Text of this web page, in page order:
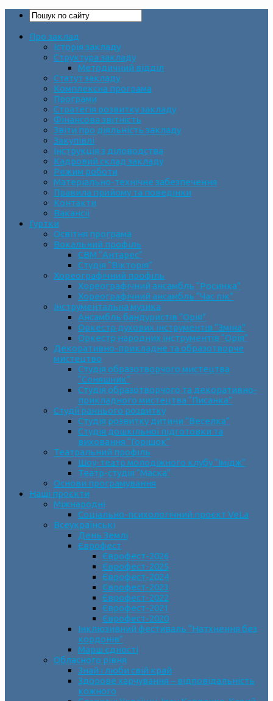
Про заклад
Історія закладу
Структура закладу
Методичний відділ
Статут закладу
Комплексна програма
Програми
Стратегія розвитку закладу
Фінансова звітність
Звіти про діяльність закладу
Закупівлі
Інструкція з діловодства
Кадровий склад закладу
Режим роботи
Матеріально-технічне забезпечення
Правила прийому та поведінки
Контакти
Вакансії
Гуртки
Освітня програма
Вокальний профіль
СВМ “Антарес”
Студія “Вікторія”
Хореографічний профіль
Хореографічний ансамбль “Росинка”
Хореографічний ансамбль “Час пік”
Інструментальна музика
Ансамбль бандуристів “Орія”
Оркестр духових інструментів “Зміна”
Оркестр народних інструментів “Орія”
Декоративно-прикладне та образотворче
мистецтво
Cтудія образотворчого мистецтва
“Соняшник”
Студія образотворчого та декоративно-
прикладного мистецтва “Писанка”
Студії раннього розвитку
Студія розвитку дитини “Веселка”
Студія дошкільної підготовки та
виховання “Горішок”
Театральний профіль
Шоу-театр молодіжного клубу “Імідж”
Театр-студія “Маска”
Основи програмування
Наші проєкти
Міжнародні
Соціально-психологічний проєкт VeLa
Всеукраїнські
День Землі
Єврофест
Єврофест-2026
Єврофест-2025
Єврофест-2024
Єврофест-2023
Єврофест-2022
Єврофест-2021
Єврофест-2020
Інклюзивний фестиваль “Натхнення без
кордонів”
Марш єдності
Обласного рівня
Знай і люби свій край
Здорове харчування – відповідальність
кожного